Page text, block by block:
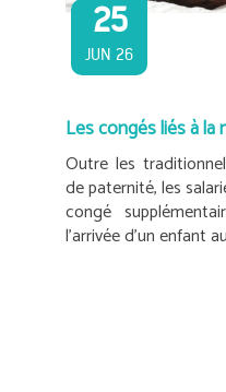
25
JUN 26
Les congés liés à la
Outre les
de paternité, les
congé
l’arrivée d’un enfant